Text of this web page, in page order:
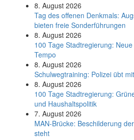
8. August 2026
Tag des offenen Denkmals:
bieten freie Sonderführungen
8. August 2026
100 Tage Stadtregierung:
Tempo
8. August 2026
Schul­weg­trai­ning: Poli­zei übt
8. August 2026
100 Tage Stadtregierung:
und Haushaltspolitik
7. August 2026
MAN-Brücke: Beschilderung
steht